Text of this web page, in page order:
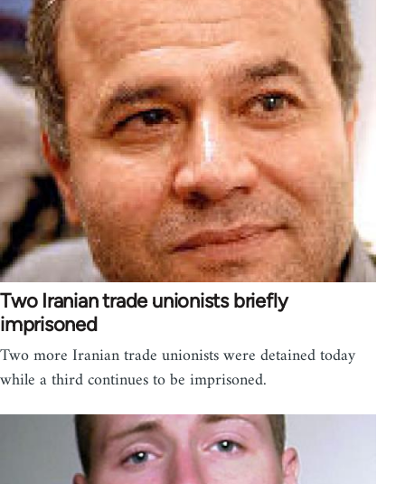
Two Iranian trade unionists briefly
imprisoned
Two more Iranian trade unionists were detained today
while a third continues to be imprisoned.